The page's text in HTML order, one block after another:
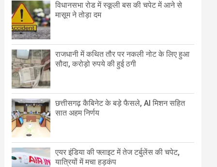
विधानसभा रोड में स्कूली बस की चपेट में आने से
मासूम ने तोड़ा दम
राजधानी में कथित तौर पर नकली नोट के लिए हुआ
सौदा, करोड़ो रुपये की हुई ठगी
छत्तीसगढ़ कैबिनेट के बड़े फैसले, AI मिशन सहित
सात अहम निर्णय
एयर इंडिया की फ्लाइट में तेज टर्बुलेंस की चपेट,
यात्रियों में मचा हड़कंप